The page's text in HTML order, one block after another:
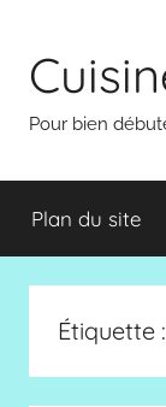
contenu
Pour bien
Plan du site
Étiquette :